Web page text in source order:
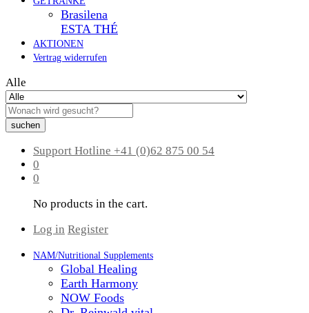
Brasilena
ESTA THÉ
AKTIONEN
Vertrag widerrufen
Alle
suchen
Support Hotline +41 (0)62 875 00 54
0
0
No products in the cart.
Log in Register
NAM/Nutritional Supplements
Global Healing
Earth Harmony
NOW Foods